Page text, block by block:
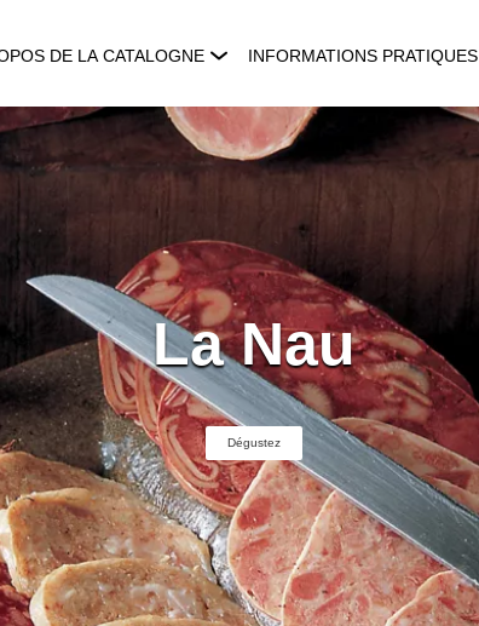
DE LA CATALOGNE INFORMATIONS PRATIQUES
La Nau
Dégustez